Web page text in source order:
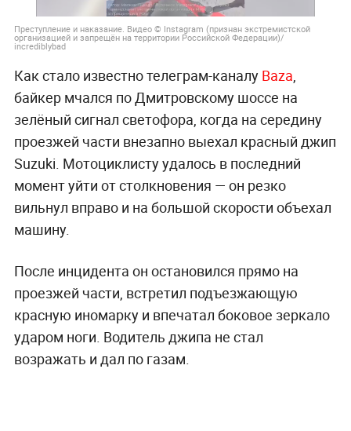
Преступление и наказание. Видео © Instagram (признан экстремистской
организацией и запрещён на территории Российской Федерации)/
incrediblybad
Как стало известно телеграм-каналу Baza,
байкер мчался по Дмитровскому шоссе на
зелёный сигнал светофора, когда на середину
проезжей части внезапно выехал красный джип
Suzuki. Мотоциклисту удалось в последний
момент уйти от столкновения — он резко
вильнул вправо и на большой скорости объехал
машину.
После инцидента он остановился прямо на
проезжей части, встретил подъезжающую
красную иномарку и впечатал боковое зеркало
ударом ноги. Водитель джипа не стал
возражать и дал по газам.